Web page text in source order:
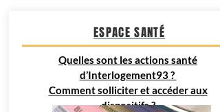
ESPACE SANTÉ
Quelles sont les actions santé
d’Interlogement93 ?
Comment solliciter et accéder aux
dispositifs ?